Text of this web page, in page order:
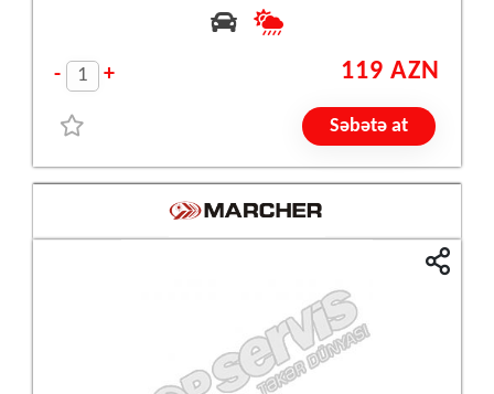
- + 119 AZN
Səbətə at